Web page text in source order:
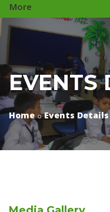
More
EVENTS
Home Events Details